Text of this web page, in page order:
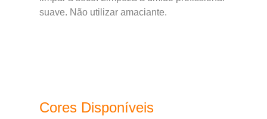
suave. Não utilizar amaciante.
Cores Disponíveis